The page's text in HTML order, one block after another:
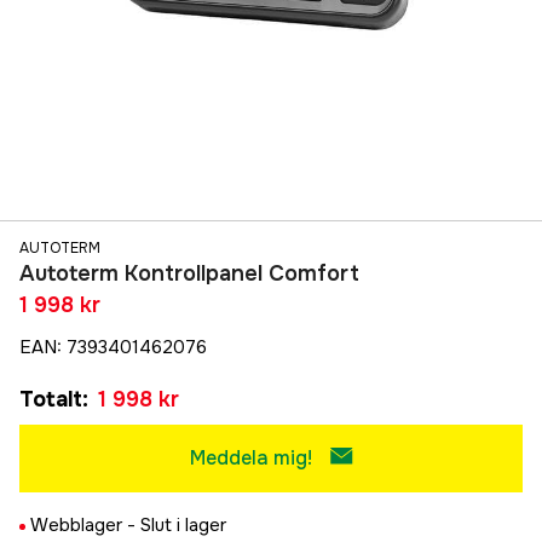
AUTOTERM
Autoterm Kontrollpanel Comfort
1 998 kr
EAN: 7393401462076
Totalt: 1 998 kr
Meddela mig!
Webblager - Slut i lager